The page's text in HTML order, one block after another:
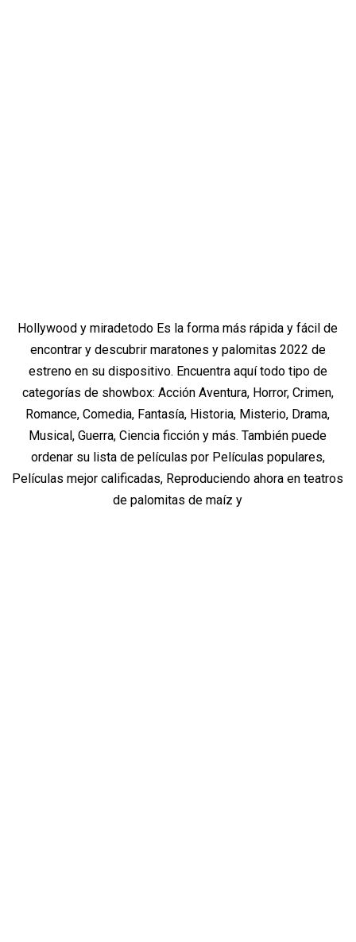
Hollywood y miradetodo Es la forma más rápida y fácil de
encontrar y descubrir maratones y palomitas 2022 de
estreno en su dispositivo. Encuentra aquí todo tipo de
categorías de showbox: Acción Aventura, Horror, Crimen,
Romance, Comedia, Fantasía, Historia, Misterio, Drama,
Musical, Guerra, Ciencia ficción y más. También puede
ordenar su lista de películas por Películas populares,
Películas mejor calificadas, Reproduciendo ahora en teatros
de palomitas de maíz y